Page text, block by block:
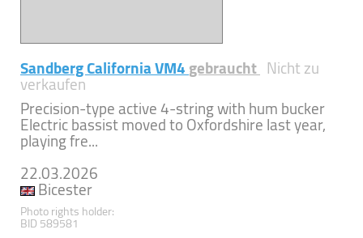
Sandberg California VM4gebraucht Nicht zu
verkaufen
Precision-type active 4-string with hum bucker
Electric bassist moved to Oxfordshire last year,
playing fre...
22.03.2026
Bicester
Photo rights holder:
BID 589581